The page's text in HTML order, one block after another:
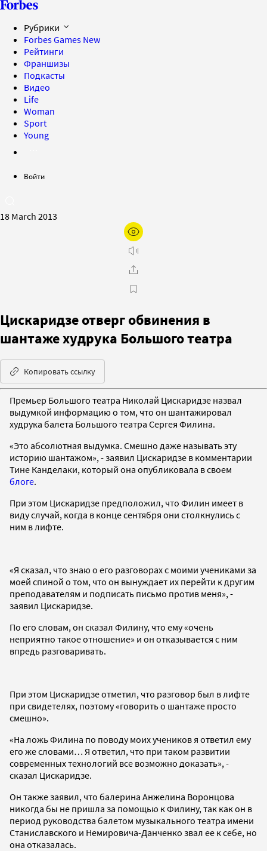
Рубрики
Forbes Games New
Рейтинги
Франшизы
Подкасты
Видео
Life
Woman
Sport
Young
Войти
18 March 2013
Цискаридзе отверг обвинения в
шантаже худрука Большого театра
Копировать ссылку
Премьер Большого театра Николай Цискаридзе назвал
выдумкой информацию о том, что он шантажировал
худрука балета Большого театра Сергея Филина.
«Это абсолютная выдумка. Смешно даже называть эту
историю шантажом», - заявил Цискаридзе в комментарии
Тине Канделаки, который она опубликовала в своем
блоге.
При этом Цискаридзе предположил, что Филин имеет в
виду случай, когда в конце сентября они столкнулись с
ним в лифте.
«Я сказал, что знаю о его разговорах с моими учениками за
моей спиной о том, что он вынуждает их перейти к другим
преподавателям и подписать письмо против меня», -
заявил Цискаридзе.
По его словам, он сказал Филину, что ему «очень
неприятно такое отношение» и он отказывается с ним
впредь разговаривать.
При этом Цискаридзе отметил, что разговор был в лифте
при свидетелях, поэтому «говорить о шантаже просто
смешно».
«На ложь Филина по поводу моих учеников я ответил ему
его же словами… Я ответил, что при таком развитии
современных технологий все возможно доказать», -
сказал Цискаридзе.
Он также заявил, что балерина Анжелина Воронцова
никогда бы не пришла за помощью к Филину, так как он в
период руководства балетом музыкального театра имени
Станиславского и Немировича-Данченко звал ее к себе, но
она отказалась.